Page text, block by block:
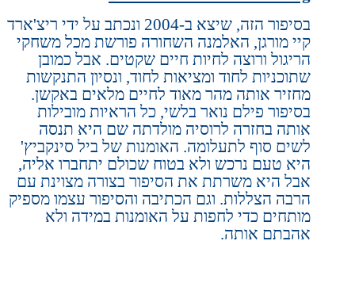
בסיפור הזה, שיצא ב-2004 ונכתב על ידי ריצ'ארד
קיי מורגן, האלמנה השחורה פורשת מכל משחקי
הריגול ורוצה לחיות חיים שקטים. אבל כמובן
שתוכניות לחוד ומציאות לחוד, ונסיון התנקשות
מחזיר אותה מהר מאוד לחיים מלאים באקשן.
בסיפור פילם נואר בלשי, כל הראיות מובילות
אותה בחזרה לרוסיה מולדתה שם היא תנסה
לשים סוף לתעלומה. האומנות של ביל סינקביץ'
היא טעם נרכש ולא בטוח שכולם יתחברו אליה,
אבל היא משרתת את הסיפור בצורה מצוינת עם
הרבה הצללות. וגם הכתיבה והסיפור עצמו מספיק
מותחים כדי לחפות על האומנות במידה ולא
אהבתם אותה.